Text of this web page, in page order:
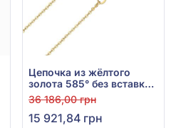
Цепочка из жёлтого
золота 585° без вставки,
арт. 888304М
36 186,00 грн
15 921,84 грн